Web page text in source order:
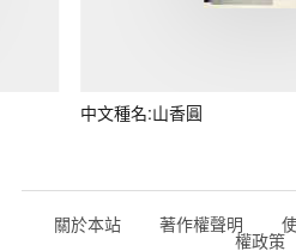
中文種名:山香圓
關於本站 著作權聲明
權政策